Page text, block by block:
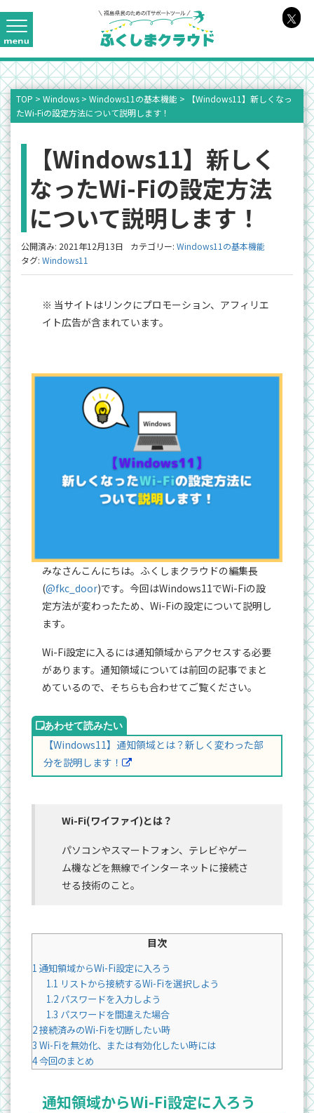
TOP > Windows > Windows11の基本機能 >
【Windows11】新しくなっ
たWi-Fiの設定方法について説明します！
【Windows11】新しく
なったWi-Fiの設定方法
について説明します！
公開済み: 2021年12月13日 カテゴリー: Windows11の基本機能
タグ: Windows11
※ 当サイトはリンクにプロモーション、アフィリエ
イト広告が含まれています。
みなさんこんにちは。ふくしまクラウドの編集長
(@fkc_door)です。今回はWindows11でWi-Fiの設
定方法が変わったため、Wi-Fiの設定について説明し
ます。
Wi-Fi設定に入るには通知領域からアクセスする必要
があります。通知領域については前回の記事でまと
めているので、そちらも合わせてご覧ください。
【Windows11】通知領域とは？新しく変わった部
分を説明します！
Wi-Fi(ワイファイ)とは？
パソコンやスマートフォン、テレビやゲー
ム機などを無線でインターネットに接続さ
せる技術のこと。
目次
1 通知領域からWi-Fi設定に入ろう
1.1 リストから接続するWi-Fiを選択しよう
1.2パスワードを入力しよう
1.3 パスワードを間違えた場合
2接続済みのWi-Fiを切断したい時
3 Wi-Fiを無効化、または有効化したい時には
4今回のまとめ
通知領域からWi-Fi設定に入ろう